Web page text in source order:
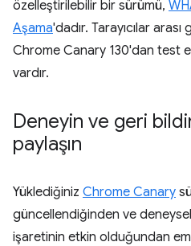
özelleştirilebilir bir sürümü,
Aşama'dadır. Tarayıcılar
Chrome Canary 130'dan test
vardır.
Deneyin ve geri
paylaşın
Yüklediğiniz Chrome Canary
güncellendiğinden ve
işaretinin etkin olduğundan